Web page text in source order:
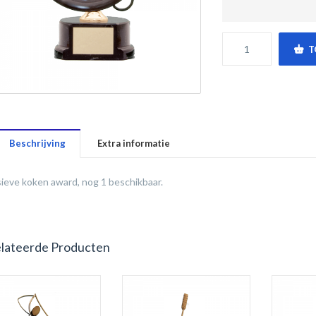
Beschrijving Extra informatie
koken award, nog 1 beschikbaar.
Producten